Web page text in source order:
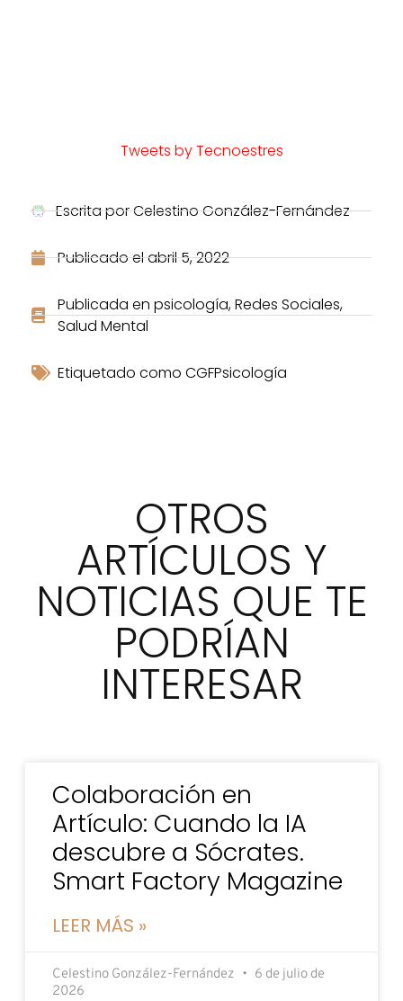
Tweets by Tecnoestres
Escrita porCelestino González-Fernández
Publicado elabril 5, 2022
Publicada en psicología,Redes Sociales,
Salud Mental
Etiquetado como CGFPsicología
OTROS
ARTÍCULOS Y
NOTICIAS QUE TE
PODRÍAN
INTERESAR
Colaboración en
Artículo: Cuando la IA
descubre a Sócrates.
Smart Factory Magazine
LEER MÁS »
Celestino González-Fernández
6 de julio de
2026